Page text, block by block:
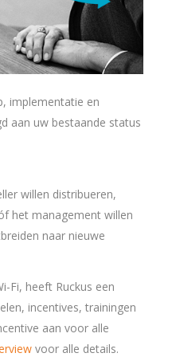
implementatie en
aan uw bestaande status
willen distribueren,
het management willen
naar nieuwe
Fi, heeft Ruckus een
incentives, trainingen
aan voor alle
voor alle details.